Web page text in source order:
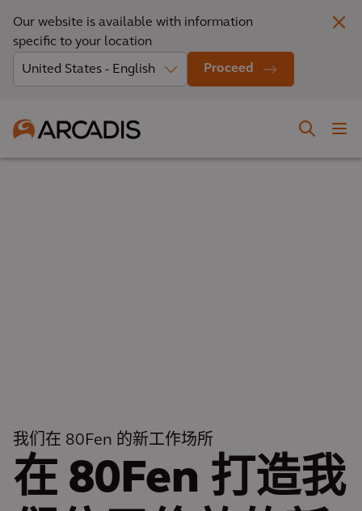
Our website is available with information
specific to your location
Proceed
我们在 80Fen 的新工作场所
在 80Fen 打造我